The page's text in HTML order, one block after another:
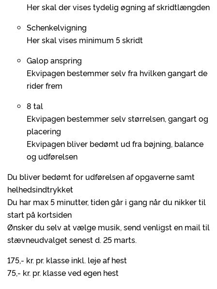
Her skal der vises tydelig øgning af skridtlængden
Schenkelvigning
Her skal vises minimum 5 skridt
Galop anspring
Ekvipagen bestemmer selv fra hvilken gangart de
rider frem
8 tal
Ekvipagen bestemmer selv størrelsen, gangart og
placering
Ekvipagen bliver bedømt ud fra bøjning, balance
og udførelsen
Du bliver bedømt for udførelsen af opgaverne samt
helhedsindtrykket
Du har max 5 minutter, tiden går i gang når du nikker til
start på kortsiden
Ønsker du selv at vælge musik, send venligst en mail til
stævneudvalget senest d. 25 marts.
175,- kr. pr. klasse inkl. leje af hest
75,- kr. pr. klasse ved egen hest